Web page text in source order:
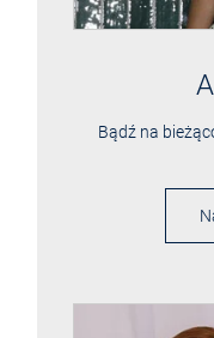
Bądź na